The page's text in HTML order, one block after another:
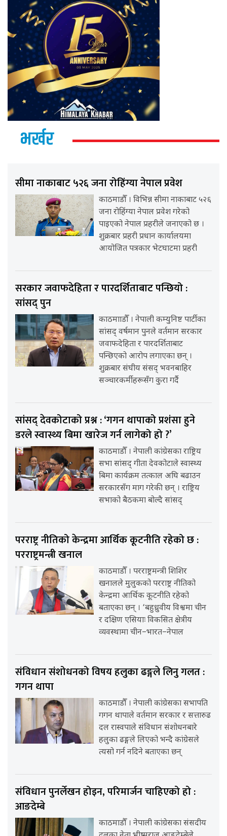
भर्खर
सीमा नाकाबाट ५२६ जना रोहिंग्या नेपाल प्रवेश
काठमाडौँ । विभिन्न सीमा नाकाबाट ५२६
जना रोहिंग्या नेपाल प्रवेश गरेको
पाइएको नेपाल प्रहरीले जनाएको छ ।
शुक्रबार प्रहरी प्रधान कार्यालयमा
आयोजित पत्रकार भेटघाटमा प्रहरी
सरकार जवाफदेहिता र पारदर्शिताबाट पन्छियो :
सांसद् पुन
काठमााडौँ । नेपाली कम्युनिष्ट पार्टीका
सांसद् वर्षमान पुनले वर्तमान सरकार
जवाफदेहिता र पारदर्शिताबाट
पन्छिएको आरोप लगाएका छन् ।
शुक्रबार संघीय संसद् भवनबाहिर
सञ्चारकर्मीहरूसँग कुरा गर्दै
सांसद् देवकोटाको प्रश्न : ‘गगन थापाको प्रशंसा हुने
डरले स्वास्थ्य बिमा खारेज गर्न लागेको हो ?’
काठमाडौँ । नेपाली कांग्रेसका राष्ट्रिय
सभा सांसद् गीता देवकोटाले स्वास्थ्य
बिमा कार्यक्रम तत्काल अघि बढाउन
सरकारसँग माग गरेकी छन् । राष्ट्रिय
सभाको बैठकमा बोल्दै सांसद्
परराष्ट्र नीतिको केन्द्रमा आर्थिक कूटनीति रहेको छ :
परराष्ट्रमन्त्री खनाल
काठमाडौँ । परराष्ट्रमन्त्री शिशिर
खनालले मुलुकको परराष्ट्र नीतिको
केन्द्रमा आर्थिक कूटनीति रहेको
बताएका छन् । ‘बहुध्रुवीय विश्वमा चीन
र दक्षिण एसियाः विकसित क्षेत्रीय
व्यवस्थामा चीन–भारत–नेपाल
संविधान संशोधनको विषय हलुका ढङ्गले लिनु गलत :
गगन थापा
काठमाडौँ । नेपाली कांग्रेसका सभापति
गगन थापाले वर्तमान सरकार र सत्तारुढ
दल रास्वपाले संविधान संशोधनबारे
हलुका ढङ्गले लिएको भन्दै कांग्रेसले
त्यसो गर्न नदिने बताएका छन्
संविधान पुनर्लेखन होइन, परिमार्जन चाहिएको हो :
आङदेम्बे
काठमाडौँ । नेपाली कांग्रेसका संसदीय